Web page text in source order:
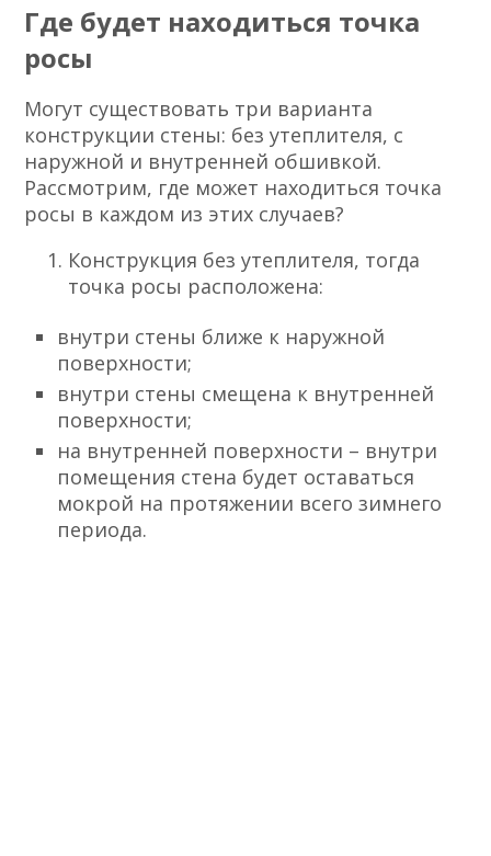
Где будет находиться точка
росы
Могут существовать три варианта
конструкции стены: без утеплителя, с
наружной и внутренней обшивкой.
Рассмотрим, где может находиться точка
росы в каждом из этих случаев?
Конструкция без утеплителя, тогда
точка росы расположена:
внутри стены ближе к наружной
поверхности;
внутри стены смещена к внутренней
поверхности;
на внутренней поверхности – внутри
помещения стена будет оставаться
мокрой на протяжении всего зимнего
периода.